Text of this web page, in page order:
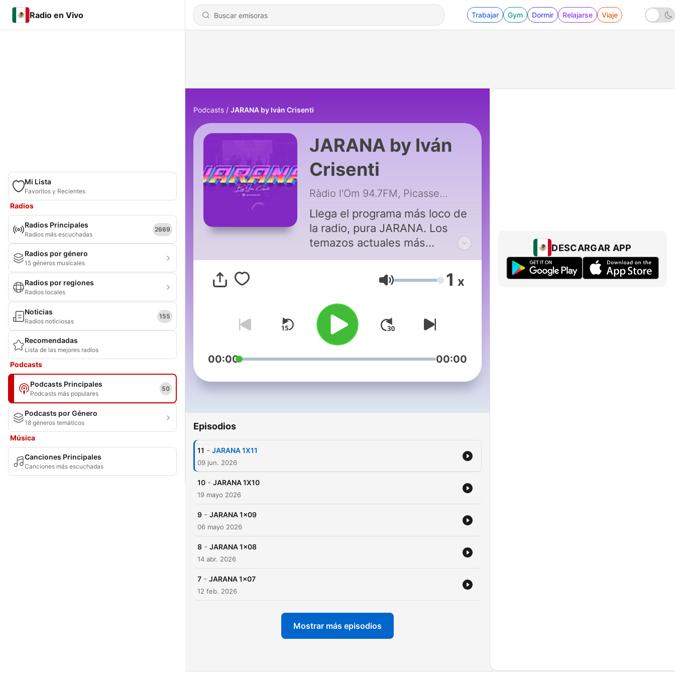
Radio en Vivo Trabajar Gym Dormir Relajarse Viaje
Mi Lista
Favoritos y Recientes
Radios
Radios Principales
Radios más escuchadas
2669
Radios por género
15 géneros musicales
Radios por regiones
Radios locales
Noticias
Radios noticiosas
155
Recomendadas
Lista de las mejores radios
Podcasts
Podcasts Principales
Podcasts más populares
50
Podcasts por Género
18 géneros temáticos
Música
Canciones Principales
Canciones más escuchadas
Podcasts JARANA by Iván Crisenti
JARANA by Iván
Crisenti
Ràdio l'Om 94.7FM, Picassent
Llega el programa más loco de
la radio, pura JARANA. Los
temazos actuales más
escuchados, tanto del género
urbano hasta Hardstyle.
Presentado por el DJ Iván
Crisenti.
Volumen 1 x
00:00 00:00
Episodios
11 - JARANA 1X11
09 jun. 2026
10 - JARANA 1X10
19 mayo 2026
9 - JARANA 1x09
06 mayo 2026
8 - JARANA 1x08
14 abr. 2026
7 - JARANA 1x07
12 feb. 2026
Mostrar más episodios
DESCARGAR APP